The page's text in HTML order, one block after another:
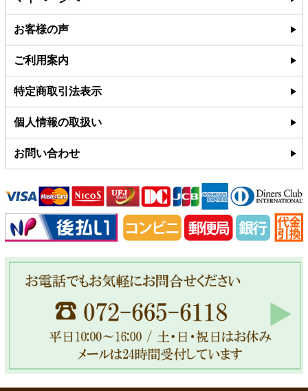
お客様の声
ご利用案内
特定商取引法表示
個人情報の取扱い
お問い合わせ